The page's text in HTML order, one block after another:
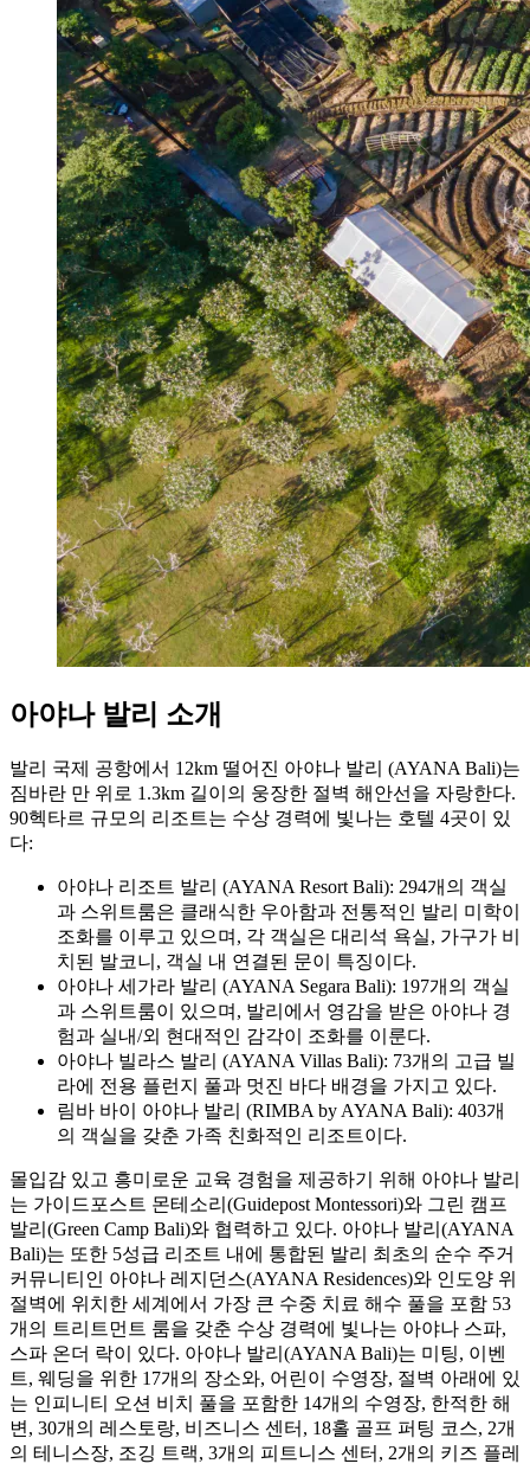
아야나 발리 소개
발리 국제 공항에서 12km 떨어진 아야나 발리 (AYANA Bali)는
짐바란 만 위로 1.3km 길이의 웅장한 절벽 해안선을 자랑한다.
90헥타르 규모의 리조트는 수상 경력에 빛나는 호텔 4곳이 있
다:
아야나 리조트 발리 (AYANA Resort Bali): 294개의 객실
과 스위트룸은 클래식한 우아함과 전통적인 발리 미학이
조화를 이루고 있으며, 각 객실은 대리석 욕실, 가구가 비
치된 발코니, 객실 내 연결된 문이 특징이다.
아야나 세가라 발리 (AYANA Segara Bali): 197개의 객실
과 스위트룸이 있으며, 발리에서 영감을 받은 아야나 경
험과 실내/외 현대적인 감각이 조화를 이룬다.
아야나 빌라스 발리 (AYANA Villas Bali): 73개의 고급 빌
라에 전용 플런지 풀과 멋진 바다 배경을 가지고 있다.
림바 바이 아야나 발리 (RIMBA by AYANA Bali): 403개
의 객실을 갖춘 가족 친화적인 리조트이다.
몰입감 있고 흥미로운 교육 경험을 제공하기 위해 아야나 발리
는 가이드포스트 몬테소리(Guidepost Montessori)와 그린 캠프
발리(Green Camp Bali)와 협력하고 있다. 아야나 발리(AYANA
Bali)는 또한 5성급 리조트 내에 통합된 발리 최초의 순수 주거
커뮤니티인 아야나 레지던스(AYANA Residences)와 인도양 위
절벽에 위치한 세계에서 가장 큰 수중 치료 해수 풀을 포함 53
개의 트리트먼트 룸을 갖춘 수상 경력에 빛나는 아야나 스파,
스파 온더 락이 있다. 아야나 발리(AYANA Bali)는 미팅, 이벤
트, 웨딩을 위한 17개의 장소와, 어린이 수영장, 절벽 아래에 있
는 인피니티 오션 비치 풀을 포함한 14개의 수영장, 한적한 해
변, 30개의 레스토랑, 비즈니스 센터, 18홀 골프 퍼팅 코스, 2개
의 테니스장, 조깅 트랙, 3개의 피트니스 센터, 2개의 키즈 플레